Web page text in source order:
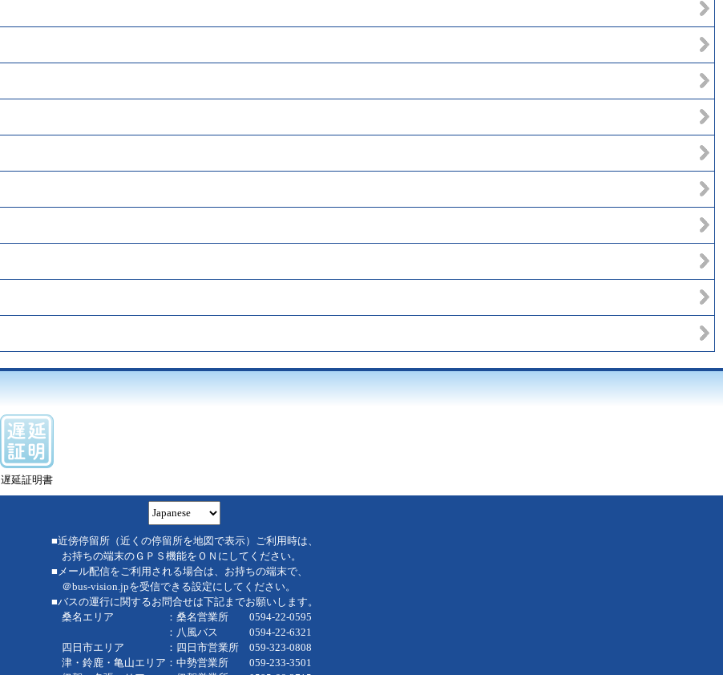
遅延証明書
■近傍停留所（近くの停留所を地図で表示）ご利用時は、
お持ちの端末のＧＰＳ機能をＯＮにしてください。
■メール配信をご利用される場合は、お持ちの端末で、
＠bus-vision.jpを受信できる設定にしてください。
■バスの運行に関するお問合せは下記までお願いします。
桑名エリア ：桑名営業所 0594-22-0595
：八風バス 0594-22-6321
四日市エリア ：四日市営業所 059-323-0808
津・鈴鹿・亀山エリア：中勢営業所 059-233-3501